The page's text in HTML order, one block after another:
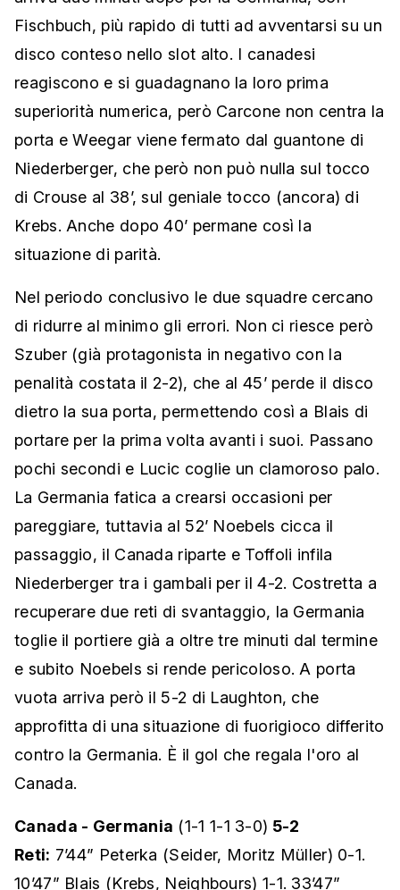
Fischbuch, più rapido di tutti ad avventarsi su un
disco conteso nello slot alto. I canadesi
reagiscono e si guadagnano la loro prima
superiorità numerica, però Carcone non centra la
porta e Weegar viene fermato dal guantone di
Niederberger, che però non può nulla sul tocco
di Crouse al 38’, sul geniale tocco (ancora) di
Krebs. Anche dopo 40’ permane così la
situazione di parità.
Nel periodo conclusivo le due squadre cercano
di ridurre al minimo gli errori. Non ci riesce però
Szuber (già protagonista in negativo con la
penalità costata il 2-2), che al 45’ perde il disco
dietro la sua porta, permettendo così a Blais di
portare per la prima volta avanti i suoi. Passano
pochi secondi e Lucic coglie un clamoroso palo.
La Germania fatica a crearsi occasioni per
pareggiare, tuttavia al 52’ Noebels cicca il
passaggio, il Canada riparte e Toffoli infila
Niederberger tra i gambali per il 4-2. Costretta a
recuperare due reti di svantaggio, la Germania
toglie il portiere già a oltre tre minuti dal termine
e subito Noebels si rende pericoloso. A porta
vuota arriva però il 5-2 di Laughton, che
approfitta di una situazione di fuorigioco differito
contro la Germania. È il gol che regala l'oro al
Canada.
Canada - Germania (1-1 1-1 3-0) 5-2
Reti: 7’44” Peterka (Seider, Moritz Müller) 0-1.
10’47” Blais (Krebs, Neighbours) 1-1. 33’47”